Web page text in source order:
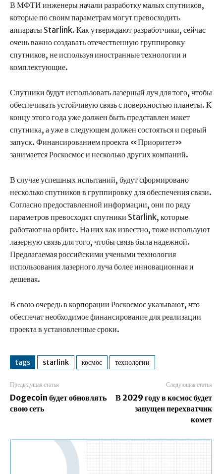
В МФТИ инженеры начали разработку малых спутников,
которые по своим параметрам могут превосходить
аппараты Starlink. Как утверждают разработчики, сейчас
очень важно создавать отечественную группировку
спутников, не используя иностранные технологии и
комплектующие.
Спутники будут использовать лазерный луч для того, чтобы
обеспечивать устойчивую связь с поверхностью планеты. К
концу этого года уже должен быть представлен макет
спутника, а уже в следующем должен состояться и первый
запуск. Финансированием проекта «Приоритет»
занимается Роскосмос и несколько других компаний.
В случае успешных испытаний, будут сформировано
несколько спутников в группировку для обеспечения связи.
Согласно предоставленной информации, они по ряду
параметров превосходят спутники Starlink, которые
работают на орбите. На них как известно, тоже используют
лазерную связь для того, чтобы связь была надежной.
Предлагаемая российскими учеными технология
использования лазерного луча более инновационная и
дешевая.
В свою очередь в корпорации Роскосмос указывают, что
обеспечат необходимое финансирование для реализации
проекта в установленные сроки.
tags starlink космос технологии
Предыдущая статья
Dogecoin будет обновлять
свою сеть
Следующая статья
В 2029 году в космос будет
запущен перехватчик
комет